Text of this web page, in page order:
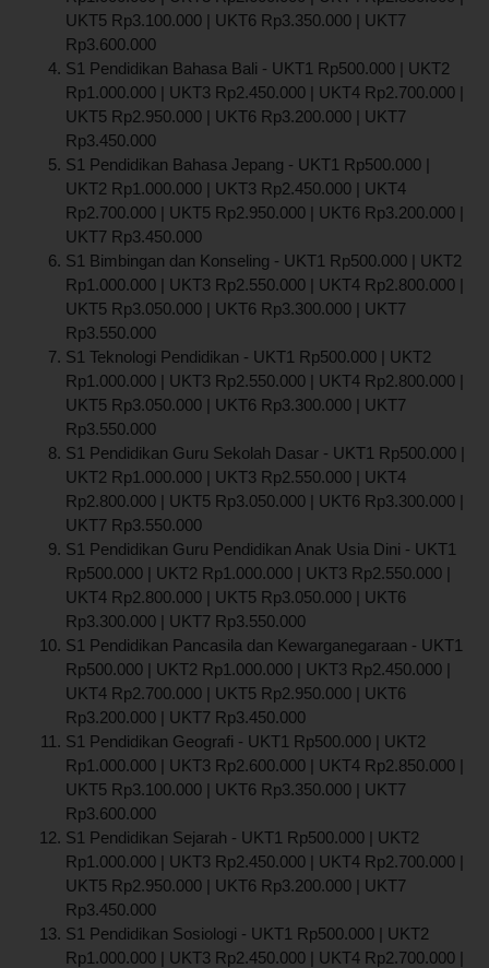
UKT5 Rp3.100.000 | UKT6 Rp3.350.000 | UKT7
Rp3.600.000
S1 Pendidikan Bahasa Bali - UKT1 Rp500.000 | UKT2
Rp1.000.000 | UKT3 Rp2.450.000 | UKT4 Rp2.700.000 |
UKT5 Rp2.950.000 | UKT6 Rp3.200.000 | UKT7
Rp3.450.000
S1 Pendidikan Bahasa Jepang - UKT1 Rp500.000 |
UKT2 Rp1.000.000 | UKT3 Rp2.450.000 | UKT4
Rp2.700.000 | UKT5 Rp2.950.000 | UKT6 Rp3.200.000 |
UKT7 Rp3.450.000
S1 Bimbingan dan Konseling - UKT1 Rp500.000 | UKT2
Rp1.000.000 | UKT3 Rp2.550.000 | UKT4 Rp2.800.000 |
UKT5 Rp3.050.000 | UKT6 Rp3.300.000 | UKT7
Rp3.550.000
S1 Teknologi Pendidikan - UKT1 Rp500.000 | UKT2
Rp1.000.000 | UKT3 Rp2.550.000 | UKT4 Rp2.800.000 |
UKT5 Rp3.050.000 | UKT6 Rp3.300.000 | UKT7
Rp3.550.000
S1 Pendidikan Guru Sekolah Dasar - UKT1 Rp500.000 |
UKT2 Rp1.000.000 | UKT3 Rp2.550.000 | UKT4
Rp2.800.000 | UKT5 Rp3.050.000 | UKT6 Rp3.300.000 |
UKT7 Rp3.550.000
S1 Pendidikan Guru Pendidikan Anak Usia Dini - UKT1
Rp500.000 | UKT2 Rp1.000.000 | UKT3 Rp2.550.000 |
UKT4 Rp2.800.000 | UKT5 Rp3.050.000 | UKT6
Rp3.300.000 | UKT7 Rp3.550.000
S1 Pendidikan Pancasila dan Kewarganegaraan - UKT1
Rp500.000 | UKT2 Rp1.000.000 | UKT3 Rp2.450.000 |
UKT4 Rp2.700.000 | UKT5 Rp2.950.000 | UKT6
Rp3.200.000 | UKT7 Rp3.450.000
S1 Pendidikan Geografi - UKT1 Rp500.000 | UKT2
Rp1.000.000 | UKT3 Rp2.600.000 | UKT4 Rp2.850.000 |
UKT5 Rp3.100.000 | UKT6 Rp3.350.000 | UKT7
Rp3.600.000
S1 Pendidikan Sejarah - UKT1 Rp500.000 | UKT2
Rp1.000.000 | UKT3 Rp2.450.000 | UKT4 Rp2.700.000 |
UKT5 Rp2.950.000 | UKT6 Rp3.200.000 | UKT7
Rp3.450.000
S1 Pendidikan Sosiologi - UKT1 Rp500.000 | UKT2
Rp1.000.000 | UKT3 Rp2.450.000 | UKT4 Rp2.700.000 |